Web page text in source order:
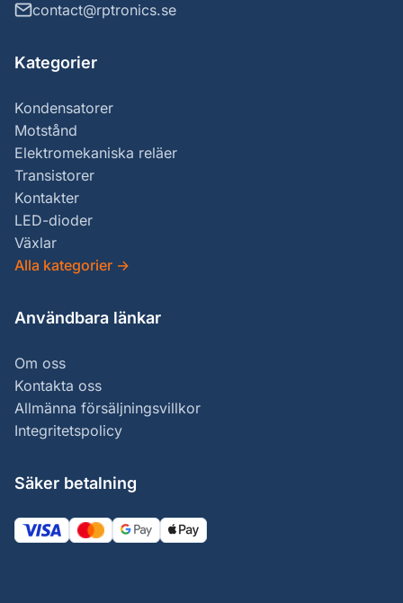
contact@rptronics.se
Kategorier
Kondensatorer
Motstånd
Elektromekaniska reläer
Transistorer
Kontakter
LED-dioder
Växlar
Alla kategorier →
Användbara länkar
Om oss
Kontakta oss
Allmänna försäljningsvillkor
Integritetspolicy
Säker betalning